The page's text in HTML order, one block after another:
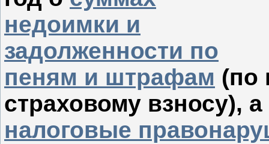
недоимки и
задолженности по
пеням и штрафам (по
страховому взносу),
налоговые